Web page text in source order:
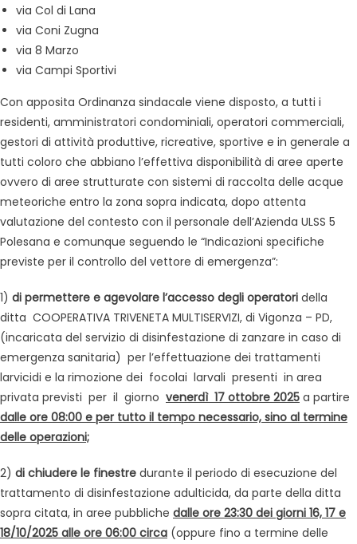
via Col di Lana
via Coni Zugna
via 8 Marzo
via Campi Sportivi
Con apposita Ordinanza sindacale viene disposto, a tutti i
residenti, amministratori condominiali, operatori commerciali,
gestori di attività produttive, ricreative, sportive e in generale a
tutti coloro che abbiano l’effettiva disponibilità di aree aperte
ovvero di aree strutturate con sistemi di raccolta delle acque
meteoriche entro la zona sopra indicata, dopo attenta
valutazione del contesto con il personale dell’Azienda ULSS 5
Polesana e comunque seguendo le “Indicazioni specifiche
previste per il controllo del vettore di emergenza”:
1) di permettere e agevolare l’accesso degli operatori della
ditta COOPERATIVA TRIVENETA MULTISERVIZI, di Vigonza – PD,
(incaricata del servizio di disinfestazione di zanzare in caso di
emergenza sanitaria) per l’effettuazione dei trattamenti
larvicidi e la rimozione dei focolai larvali presenti in area
privata previsti per il giorno venerdì 17 ottobre 2025 a partire
dalle ore 08:00 e per tutto il tempo necessario, sino al termine
delle operazioni;
2) di chiudere le finestre durante il periodo di esecuzione del
trattamento di disinfestazione adulticida, da parte della ditta
sopra citata, in aree pubbliche dalle ore 23:30 dei giorni 16, 17 e
18/10/2025 alle ore 06:00 circa (oppure fino a termine delle